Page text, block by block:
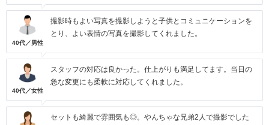
40代／男性
撮影時もよい写真を撮影しようと子供とコミュニケーションを
とり、よい表情の写真を撮影してくれました。
40代／女性
スタッフの対応は良かった。仕上がりも満足してます。当日の
急な変更にも柔軟に対応してくれました。
セットも綺麗で雰囲気も◎。やんちゃな兄弟2人で撮影でした